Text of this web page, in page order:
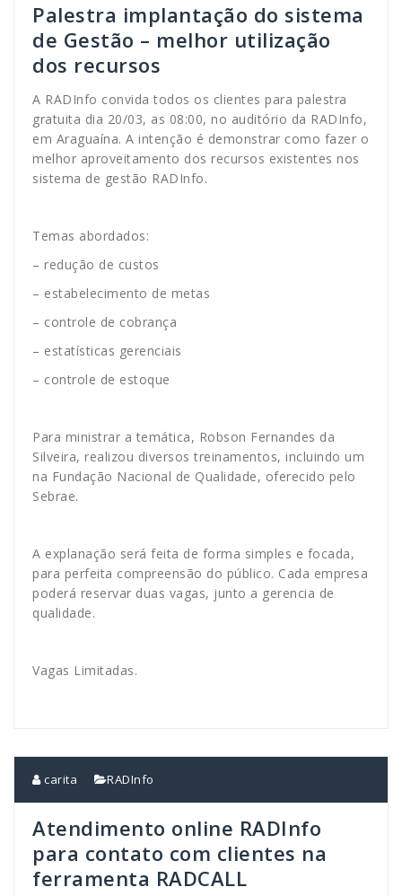
Palestra implantação do sistema
de Gestão – melhor utilização
dos recursos
A RADInfo convida todos os clientes para palestra
gratuita dia 20/03, as 08:00, no auditório da RADInfo,
em Araguaína. A intenção é demonstrar como fazer o
melhor aproveitamento dos recursos existentes nos
sistema de gestão RADInfo.
Temas abordados:
– redução de custos
– estabelecimento de metas
– controle de cobrança
– estatísticas gerenciais
– controle de estoque
Para ministrar a temática, Robson Fernandes da
Silveira, realizou diversos treinamentos, incluindo um
na Fundação Nacional de Qualidade, oferecido pelo
Sebrae.
A explanação será feita de forma simples e focada,
para perfeita compreensão do público. Cada empresa
poderá reservar duas vagas, junto a gerencia de
qualidade.
Vagas Limitadas.
carita RADInfo
Atendimento online RADInfo
para contato com clientes na
ferramenta RADCALL